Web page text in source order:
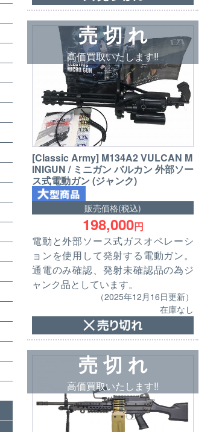
売 切 れ
高価買取いたします!!
[Classic Army] M134A2 VULCAN M
INIGUN / ミニガン バルカン 外部ソー
ス式電動ガン (ジャンク)
販売価格(税込)
198,000円
電動と外部ソース式ガスオペレーシ
ョンを使用して発射する電動ガン。
通電のみ確認、発射未確認品の為ジ
ャンク品としています。
（2025年12月16日更新）
在庫なし
売 切 れ
高価買取いたします!!